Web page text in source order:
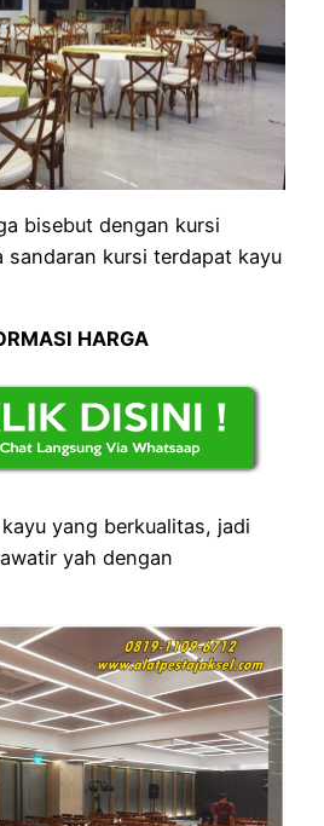
bisebut dengan kursi
sandaran kursi terdapat kayu
HARGA
yang berkualitas, jadi
yah dengan